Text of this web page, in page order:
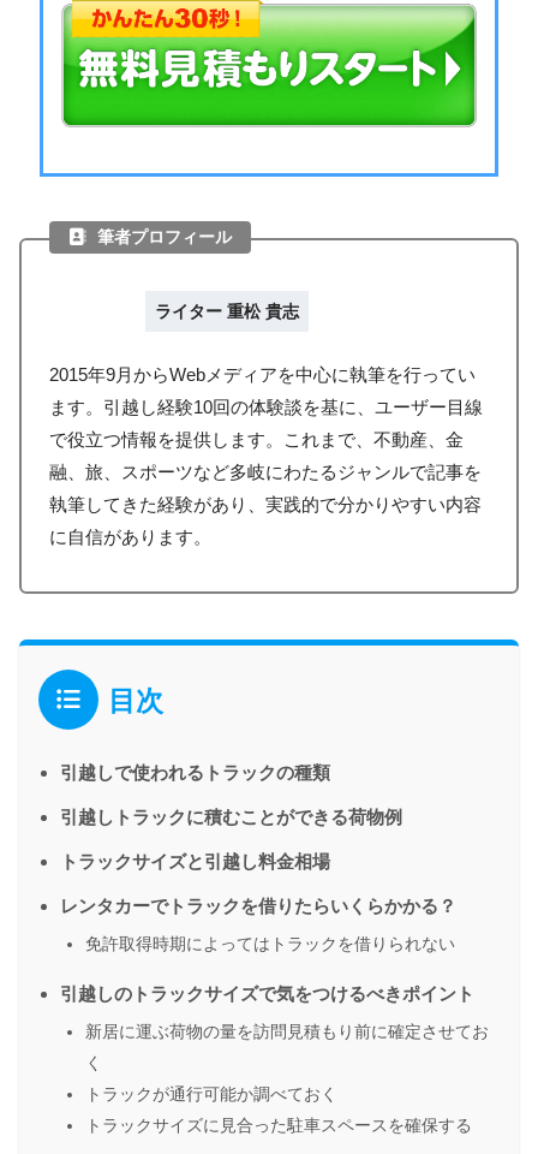
筆者プロフィール
ライター 重松 貴志
2015年9月からWebメディアを中心に執筆を行ってい
ます。引越し経験10回の体験談を基に、ユーザー目線
で役立つ情報を提供します。これまで、不動産、金
融、旅、スポーツなど多岐にわたるジャンルで記事を
執筆してきた経験があり、実践的で分かりやすい内容
に自信があります。
目次
引越しで使われるトラックの種類
引越しトラックに積むことができる荷物例
トラックサイズと引越し料金相場
レンタカーでトラックを借りたらいくらかかる？
免許取得時期によってはトラックを借りられない
引越しのトラックサイズで気をつけるべきポイント
新居に運ぶ荷物の量を訪問見積もり前に確定させてお
く
トラックが通行可能か調べておく
トラックサイズに見合った駐車スペースを確保する